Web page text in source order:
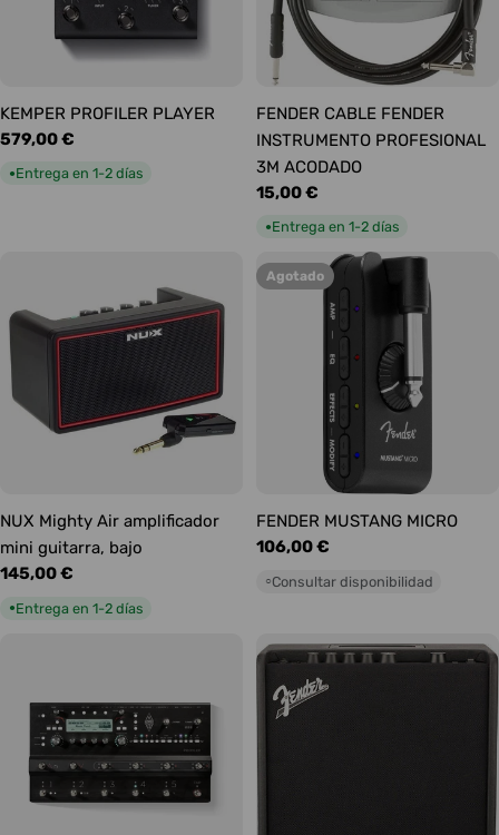
KEMPER PROFILER PLAYER
Precio
habitual
579,00 €
●Entrega en 1-2 días
FENDER CABLE FENDER
INSTRUMENTO PROFESIONAL
3M ACODADO
Precio
habitual
15,00 €
●Entrega en 1-2 días
NUX Mighty Air amplificador
mini guitarra, bajo
Precio
145,00 €
●Entrega en 1-2 días
Agotado
FENDER MUSTANG MICRO
Precio
106,00 €
○Consultar disponibilidad